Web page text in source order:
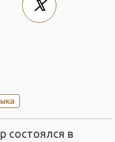
состоялся в